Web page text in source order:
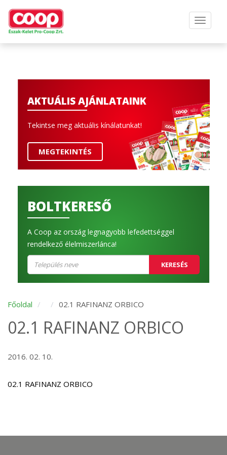
AKTUÁLIS AJÁNLATAINK
Tekintse meg aktuális kínálatunkat!
MEGTEKINTÉS
BOLTKERESŐ
A Coop az ország legnagyobb lefedettséggel
rendelkező élelmiszerlánca!
KERESÉS
Főoldal 02.1 RAFINANZ ORBICO
02.1 RAFINANZ ORBICO
2016. 02. 10.
02.1 RAFINANZ ORBICO